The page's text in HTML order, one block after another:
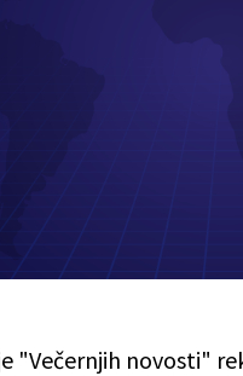
"Večernjih novosti"